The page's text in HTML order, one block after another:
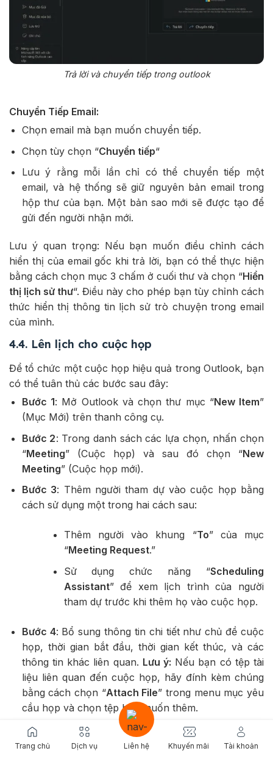
Trả lời và chuyển tiếp trong outlook
Chuyển Tiếp Email:
Chọn email mà bạn muốn chuyển tiếp.
Chọn tùy chọn “Chuyển tiếp“
Lưu ý rằng mỗi lần chỉ có thể chuyển tiếp một
email, và hệ thống sẽ giữ nguyên bản email trong
hộp thư của bạn. Một bản sao mới sẽ được tạo để
gửi đến người nhận mới.
Lưu ý quan trọng: Nếu bạn muốn điều chỉnh cách
hiển thị của email gốc khi trả lời, bạn có thể thực hiện
bằng cách chọn mục 3 chấm ở cuối thư và chọn “Hiển
thị lịch sử thư“. Điều này cho phép bạn tùy chỉnh cách
thức hiển thị thông tin lịch sử trò chuyện trong email
của mình.
4.4. Lên lịch cho cuộc họp
Để tổ chức một cuộc họp hiệu quả trong Outlook, bạn
có thể tuân thủ các bước sau đây:
Bước 1: Mở Outlook và chọn thư mục “New Item”
(Mục Mới) trên thanh công cụ.
Bước 2: Trong danh sách các lựa chọn, nhấn chọn
“Meeting” (Cuộc họp) và sau đó chọn “New
Meeting” (Cuộc họp mới).
Bước 3: Thêm người tham dự vào cuộc họp bằng
cách sử dụng một trong hai cách sau:
Thêm người vào khung “To” của mục
“Meeting Request.”
Sử dụng chức năng “Scheduling
Assistant” để xem lịch trình của người
tham dự trước khi thêm họ vào cuộc họp.
Bước 4: Bổ sung thông tin chi tiết như chủ đề cuộc
họp, thời gian bắt đầu, thời gian kết thúc, và các
thông tin khác liên quan. Lưu ý: Nếu bạn có tệp tài
liệu liên quan đến cuộc họp, hãy đính kèm chúng
bằng cách chọn “Attach File” trong menu mục yêu
cầu họp và chọn tệp bạn muốn thêm.
Bước 5
: Khi bạn đã hoàn thành nhập thông tin,
nhấn “
Save” (Lưu) để lưu lại cuộc họp.
Trang chủ Dịch vụ Liên hệ Khuyến mãi Tài khoản